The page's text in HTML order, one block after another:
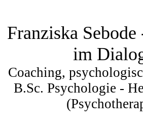
Franziska
im
Coaching,
B.Sc. Psychologie -